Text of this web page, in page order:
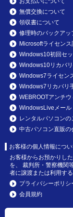
無償交換について
領収書について
修理時のバックアッ
Microsoftライセン
Windows10初回セ
Windows10リカバ
Windows7ライセン
Windows7リカバリ
WEBROOTアンチ
WindowsLiveメー
レンタルパソコンの
中古パソコン直販の
お客様の個人情報につ
お客様からお預かりし
を、 裁判所・警察機関
者に譲渡または利用す
プライバシーポリシ
会員規約